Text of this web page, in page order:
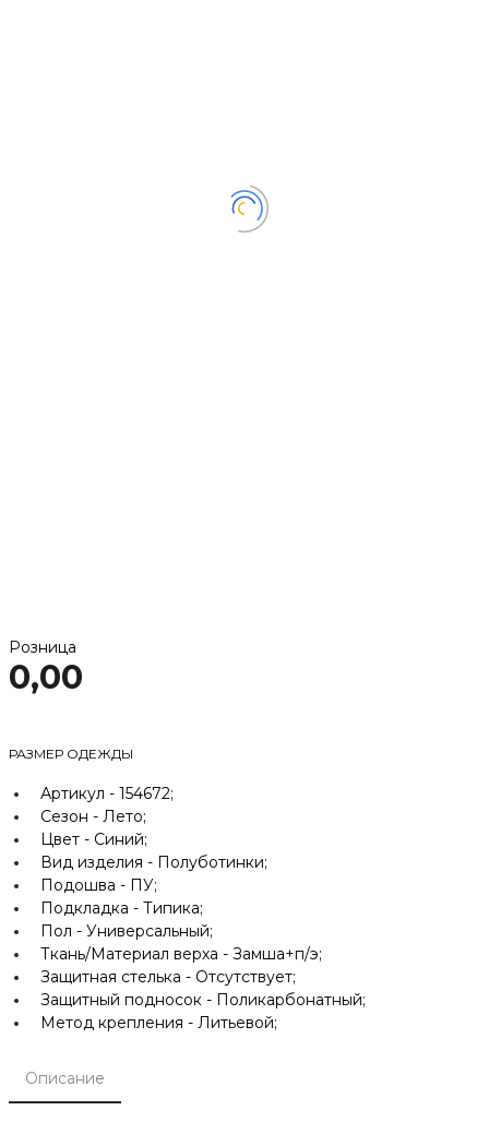
Розница
0,00
РАЗМЕР ОДЕЖДЫ
Артикул - 154672;
Сезон - Лето;
Цвет - Синий;
Вид изделия - Полуботинки;
Подошва - ПУ;
Подкладка - Типика;
Пол - Универсальный;
Ткань/Материал верха - Замша+п/э;
Защитная стелька - Отсутствует;
Защитный подносок - Поликарбонатный;
Метод крепления - Литьевой;
Описание